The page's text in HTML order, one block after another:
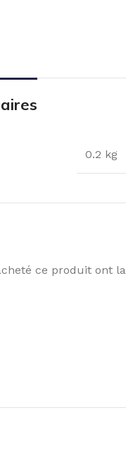
0.2 kg
ce produit ont la